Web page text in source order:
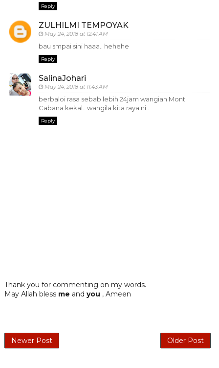
Reply
ZULHILMI TEMPOYAK
May 24, 2018 at 12:41 AM
bau smpai sini haaa.. hehehe
Reply
SalinaJohari
May 24, 2018 at 11:43 AM
berbaloi rasa sebab lebih 24jam wangian Mont
Cabana kekal.. wangila kita raya ni..
Reply
Thank you for commenting on my words.
May Allah bless me and you , Ameen
Newer Post Older Post